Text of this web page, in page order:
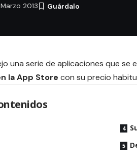
2013
una serie de aplicaciones que se
la App Store con su precio